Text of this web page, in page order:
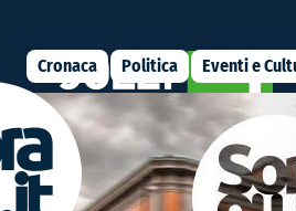
Cronaca Politica Eventi e